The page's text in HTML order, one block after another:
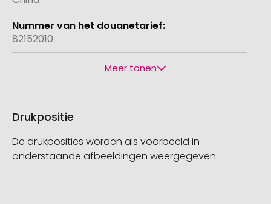
82152010
Meer tonen
Drukpositie
De drukposities worden als voorbeeld in
onderstaande afbeeldingen weergegeven.